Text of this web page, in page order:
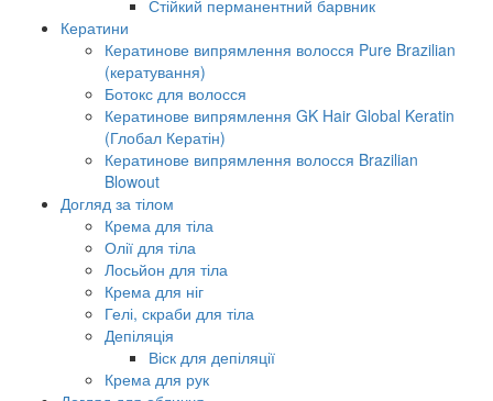
Стійкий перманентний барвник
Кератини
Кератинове випрямлення волосся Pure Brazilian
(кератування)
Ботокс для волосся
Кератинове випрямлення GK Hair Global Keratin
(Глобал Кератін)
Кератинове випрямлення волосся Brazilian
Blowout
Догляд за тілом
Крема для тіла
Олії для тіла
Лосьйон для тіла
Крема для ніг
Гелі, скраби для тіла
Депіляція
Віск для депіляції
Крема для рук